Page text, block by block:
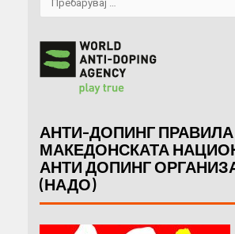
АНТИ-ДОПИНГ
МАКЕДОНСКАТА
АНТИ ДОПИНГ
(НАДО)